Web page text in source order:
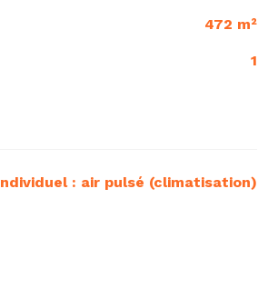
472 m²
1
individuel : air pulsé (climatisation)